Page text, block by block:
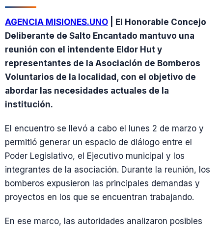
AGENCIA MISIONES.UNO | El Honorable Concejo
Deliberante de Salto Encantado mantuvo una
reunión con el intendente Eldor Hut y
representantes de la Asociación de Bomberos
Voluntarios de la localidad, con el objetivo de
abordar las necesidades actuales de la
institución.
El encuentro se llevó a cabo el lunes 2 de marzo y
permitió generar un espacio de diálogo entre el
Poder Legislativo, el Ejecutivo municipal y los
integrantes de la asociación. Durante la reunión, los
bomberos expusieron las principales demandas y
proyectos en los que se encuentran trabajando.
En ese marco, las autoridades analizaron posibles